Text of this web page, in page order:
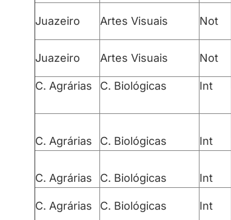
Juazeiro Artes Visuais Not
Juazeiro Artes Visuais Not
C. Agrárias C. Biológicas Int
C. Agrárias C. Biológicas Int
C. Agrárias C. Biológicas Int
C. Agrárias C. Biológicas Int